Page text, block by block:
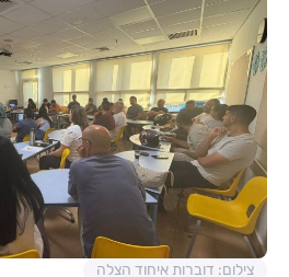
צילום: דוברות איחוד הצלה